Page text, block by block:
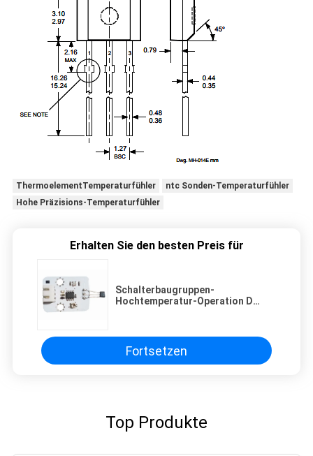
ThermoelementTemperaturfühler
ntc Sonden-Temperaturfühler
Hohe Präzisions-Temperaturfühler
Erhalten Sie den besten Preis für
Schalterbaugruppen-
Hochtemperatur-Operation D
Fortsetzen
Top Produkte